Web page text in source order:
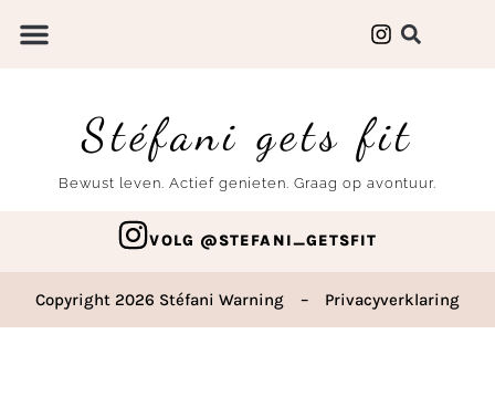
Stéfani gets fit
Bewust leven. Actief genieten. Graag op avontuur.
VOLG @STEFANI_GETSFIT
Copyright 2026 Stéfani Warning – Privacyverklaring